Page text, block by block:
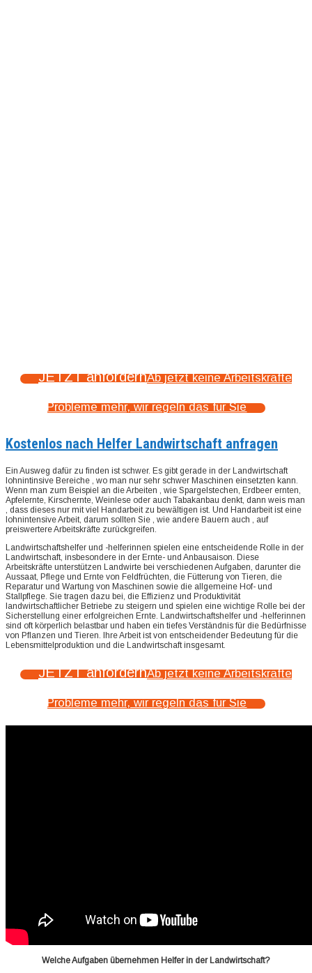
JETZT anfordernAb jetzt keine Arbeitskräfte
Probleme mehr, wir regeln das für Sie
Kostenlos nach Helfer Landwirtschaft anfragen
Ein Ausweg dafür zu finden ist schwer. Es gibt gerade in der Landwirtschaft
lohnintinsive Bereiche , wo man nur sehr schwer Maschinen einsetzten kann.
Wenn man zum Beispiel an die Arbeiten , wie Spargelstechen, Erdbeer ernten,
Apfelernte, Kirschernte, Weinlese oder auch Tabakanbau denkt, dann weis man
, dass dieses nur mit viel Handarbeit zu bewältigen ist. Und Handarbeit ist eine
lohnintensive Arbeit, darum sollten Sie , wie andere Bauern auch , auf
preiswertere Arbeitskräfte zurückgreifen.
Landwirtschaftshelfer und -helferinnen spielen eine entscheidende Rolle in der
Landwirtschaft, insbesondere in der Ernte- und Anbausaison. Diese
Arbeitskräfte unterstützen Landwirte bei verschiedenen Aufgaben, darunter die
Aussaat, Pflege und Ernte von Feldfrüchten, die Fütterung von Tieren, die
Reparatur und Wartung von Maschinen sowie die allgemeine Hof- und
Stallpflege. Sie tragen dazu bei, die Effizienz und Produktivität
landwirtschaftlicher Betriebe zu steigern und spielen eine wichtige Rolle bei der
Sicherstellung einer erfolgreichen Ernte. Landwirtschaftshelfer und -helferinnen
sind oft körperlich belastbar und haben ein tiefes Verständnis für die Bedürfnisse
von Pflanzen und Tieren. Ihre Arbeit ist von entscheidender Bedeutung für die
Lebensmittelproduktion und die Landwirtschaft insgesamt.
JETZT anfordernAb jetzt keine Arbeitskräfte
Probleme mehr, wir regeln das für Sie
Welche Aufgaben übernehmen Helfer in der Landwirtschaft?